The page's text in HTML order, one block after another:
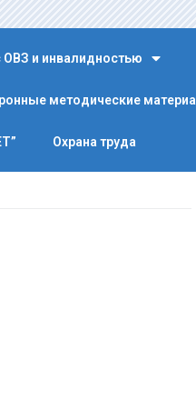
и инвалидностью
методические
Охрана труда